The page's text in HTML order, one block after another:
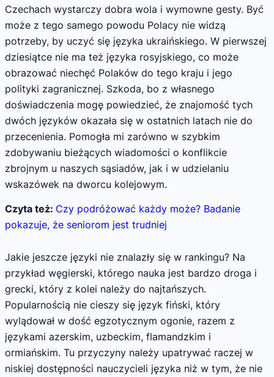
Czechach wystarczy dobra wola i wymowne gesty. Być
może z tego samego powodu Polacy nie widzą
potrzeby, by uczyć się języka ukraińskiego. W pierwszej
dziesiątce nie ma też języka rosyjskiego, co może
obrazować niechęć Polaków do tego kraju i jego
polityki zagranicznej. Szkoda, bo z własnego
doświadczenia mogę powiedzieć, że znajomość tych
dwóch języków okazała się w ostatnich latach nie do
przecenienia. Pomogła mi zarówno w szybkim
zdobywaniu bieżących wiadomości o konflikcie
zbrojnym u naszych sąsiadów, jak i w udzielaniu
wskazówek na dworcu kolejowym.
Czyta też: Czy podróżować każdy może? Badanie
pokazuje, że seniorom jest trudniej
Jakie jeszcze języki nie znalazły się w rankingu? Na
przykład węgierski, którego nauka jest bardzo droga i
grecki, który z kolei należy do najtańszych.
Popularnością nie cieszy się język fiński, który
wylądował w dość egzotycznym ogonie, razem z
językami azerskim, uzbeckim, flamandzkim i
ormiańskim. Tu przyczyny należy upatrywać raczej w
niskiej dostępności nauczycieli języka niż w tym, że nie